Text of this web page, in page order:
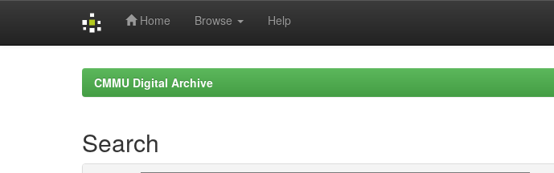
Home Browse Help
CMMU Digital Archive
Search